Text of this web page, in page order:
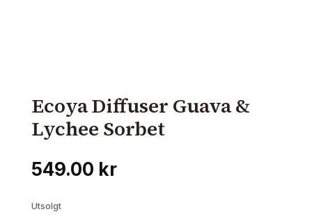
Ecoya Diffuser Guava &
Lychee Sorbet
549.00 kr
Utsolgt